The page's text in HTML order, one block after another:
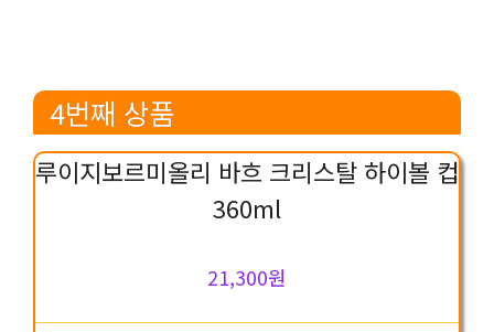
4번째 상품
루이지보르미올리 바흐 크리스탈 하이볼 컵
360ml
21,300원